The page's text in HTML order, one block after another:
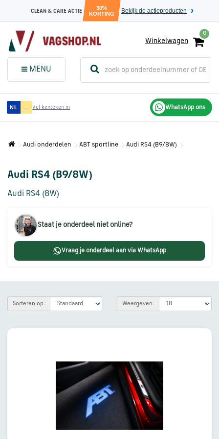
CLEAN & CARE ACTIE
30%
KORTING
Bekijk de actieproducten
0
Winkelwagen
MENU
Menu (Sluit dit
menuvenster)
Audi
onderdelen
Volkswagen
SEAT
onderdelen
Škoda
onderdelen
onderdelen
Zomeraanbiedingen
NL — Vul kenteken in WhatsApp ons
Audi onderdelen ABT sportline Audi RS4 (B9/8W)
Audi RS4 (B9/8W)
Audi RS4 (8W)
Staat je onderdeel niet online?
Vraag je onderdeel aan via WhatsApp
Sorteren op: Weergeven: